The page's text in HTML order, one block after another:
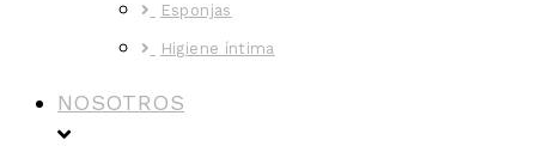
Esponjas
Higiene íntima
NOSOTROS